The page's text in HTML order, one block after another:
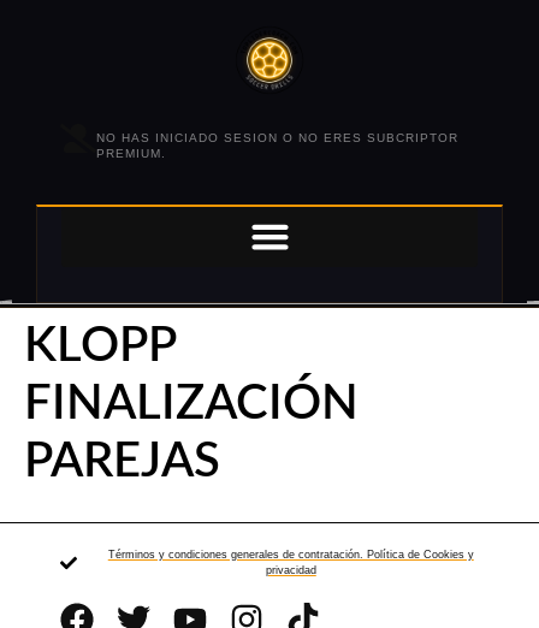
NO HAS INICIADO SESION O NO ERES SUBCRIPTOR
PREMIUM.
KLOPP
FINALIZACIÓN
PAREJAS
Términos y condiciones generales de contratación. Política de Cookies y
privacidad